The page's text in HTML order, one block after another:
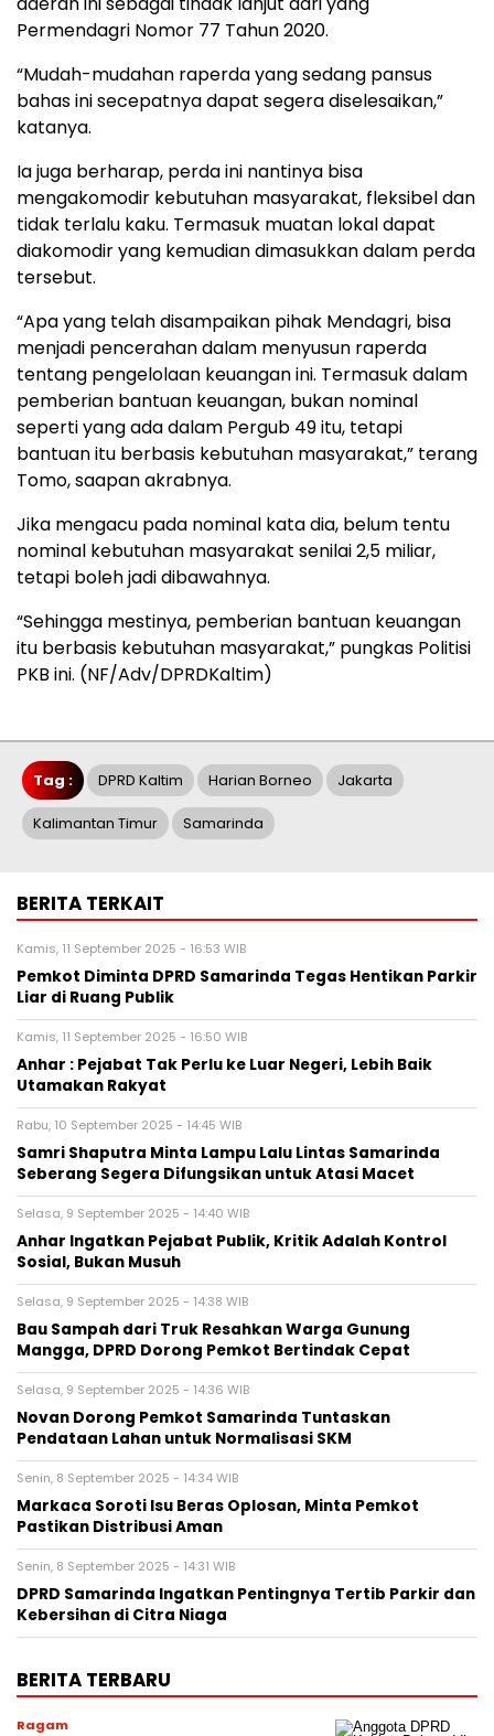
Permendagri Nomor 77 Tahun 2020.
“Mudah-mudahan raperda yang sedang pansus
bahas ini secepatnya dapat segera diselesaikan,”
katanya.
Ia juga berharap, perda ini nantinya bisa
mengakomodir kebutuhan masyarakat, fleksibel dan
tidak terlalu kaku. Termasuk muatan lokal dapat
diakomodir yang kemudian dimasukkan dalam perda
tersebut.
“Apa yang telah disampaikan pihak Mendagri, bisa
menjadi pencerahan dalam menyusun raperda
tentang pengelolaan keuangan ini. Termasuk dalam
pemberian bantuan keuangan, bukan nominal
seperti yang ada dalam Pergub 49 itu, tetapi
bantuan itu berbasis kebutuhan masyarakat,” terang
Tomo, saapan akrabnya.
Jika mengacu pada nominal kata dia, belum tentu
nominal kebutuhan masyarakat senilai 2,5 miliar,
tetapi boleh jadi dibawahnya.
“Sehingga mestinya, pemberian bantuan keuangan
itu berbasis kebutuhan masyarakat,” pungkas Politisi
PKB ini. (NF/Adv/DPRDKaltim)
Tag : DPRD Kaltim Harian Borneo Jakarta
Kalimantan Timur Samarinda
BERITA TERKAIT
Kamis, 11 September 2025 - 16:53 WIB
Pemkot Diminta DPRD Samarinda Tegas Hentikan Parkir
Liar di Ruang Publik
Kamis, 11 September 2025 - 16:50 WIB
Anhar : Pejabat Tak Perlu ke Luar Negeri, Lebih Baik
Utamakan Rakyat
Rabu, 10 September 2025 - 14:45 WIB
Samri Shaputra Minta Lampu Lalu Lintas Samarinda
Seberang Segera Difungsikan untuk Atasi Macet
Selasa, 9 September 2025 - 14:40 WIB
Anhar Ingatkan Pejabat Publik, Kritik Adalah Kontrol
Sosial, Bukan Musuh
Selasa, 9 September 2025 - 14:38 WIB
Bau Sampah dari Truk Resahkan Warga Gunung
Mangga, DPRD Dorong Pemkot Bertindak Cepat
Selasa, 9 September 2025 - 14:36 WIB
Novan Dorong Pemkot Samarinda Tuntaskan
Pendataan Lahan untuk Normalisasi SKM
Senin, 8 September 2025 - 14:34 WIB
Markaca Soroti Isu Beras Oplosan, Minta Pemkot
Pastikan Distribusi Aman
Senin, 8 September 2025 - 14:31 WIB
DPRD Samarinda Ingatkan Pentingnya Tertib Parkir dan
Kebersihan di Citra Niaga
BERITA TERBARU
Ragam